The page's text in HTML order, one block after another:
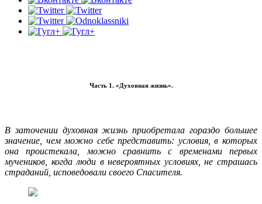
Часть 1. «Духовная жизнь».
В заточении духовная жизнь приобретала гораздо большее
значение, чем можно себе представить: условия, в которых
она проистекала, можно сравнить с временами первых
мучеников, когда люди в невероятных условиях, не страшась
страданий, исповедовали своего Спасителя.